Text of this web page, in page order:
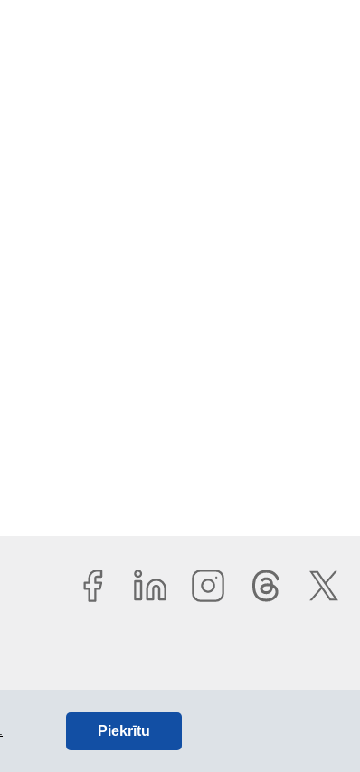
Piekrītu